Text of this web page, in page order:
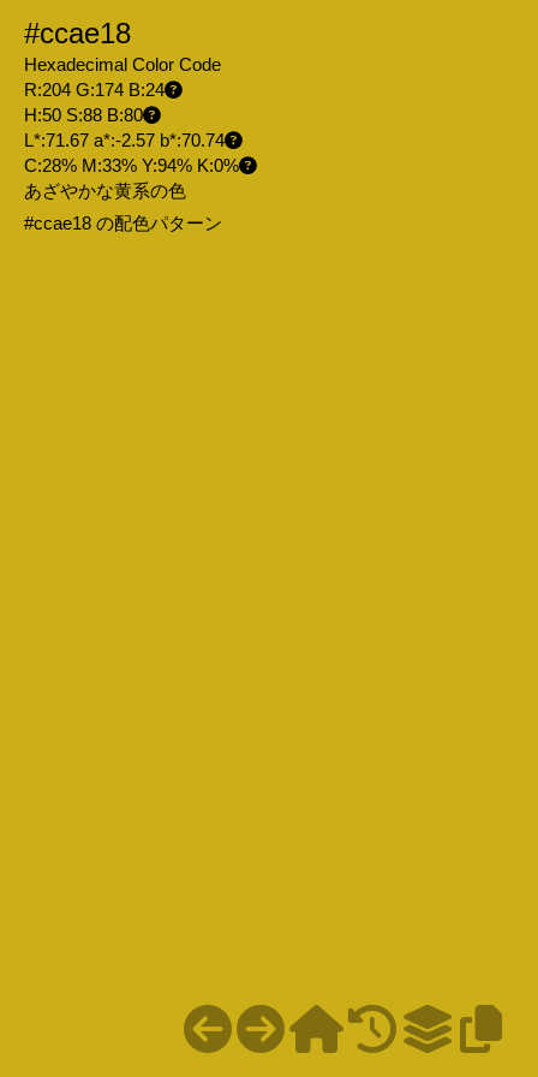
#ccae18
Hexadecimal Color Code
R:204 G:174 B:24
H:50 S:88 B:80
L*:71.67 a*:-2.57 b*:70.74
C:28% M:33% Y:94% K:0%
あざやかな黄系の色
#ccae18 の配色パターン